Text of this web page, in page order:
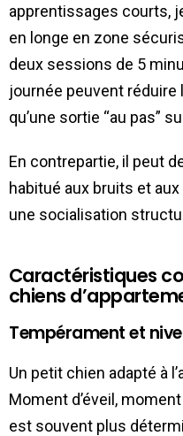
apprentissages courts,
en longe en zone
deux sessions de 5
journée peuvent réduire
qu’une sortie “au pas”
En contrepartie, il peut
habitué aux bruits et
une socialisation
Caractéristiques
chiens
Tempérament et
Un petit chien adapté à
Moment d’éveil,
est souvent plus